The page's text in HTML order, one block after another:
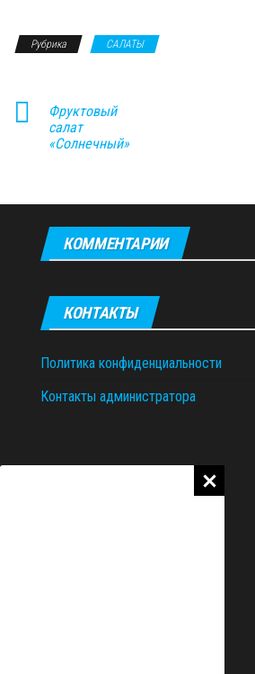
Рубрика САЛАТЫ
Фруктовый
салат
«Солнечный»
КОММЕНТАРИИ
КОНТАКТЫ
Политика конфиденциальности
Контакты администратора